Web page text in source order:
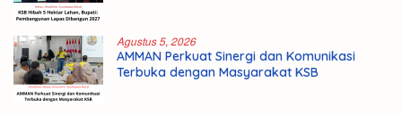
Agustus 5, 2026
AMMAN Perkuat Sinergi dan Komunikasi
Terbuka dengan Masyarakat KSB